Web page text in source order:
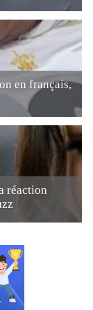
en français,
réaction